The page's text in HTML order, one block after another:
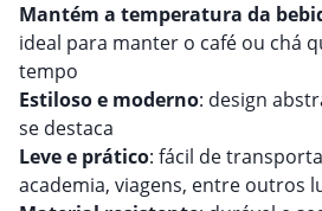
Mantém a temperatura da
ideal para manter o café ou chá
tempo
Estiloso e moderno: design
se destaca
Leve e prático: fácil de
academia, viagens, entre outros